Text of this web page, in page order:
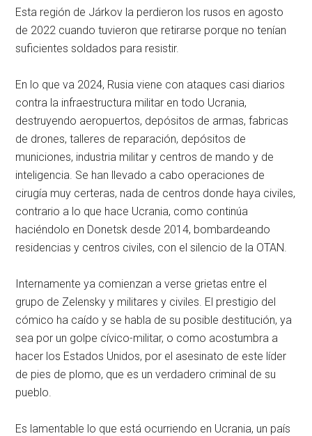
Esta región de Járkov la perdieron los rusos en agosto
de 2022 cuando tuvieron que retirarse porque no tenían
suficientes soldados para resistir.
En lo que va 2024, Rusia viene con ataques casi diarios
contra la infraestructura militar en todo Ucrania,
destruyendo aeropuertos, depósitos de armas, fabricas
de drones, talleres de reparación, depósitos de
municiones, industria militar y centros de mando y de
inteligencia. Se han llevado a cabo operaciones de
cirugía muy certeras, nada de centros donde haya civiles,
contrario a lo que hace Ucrania, como continúa
haciéndolo en Donetsk desde 2014, bombardeando
residencias y centros civiles, con el silencio de la OTAN.
Internamente ya comienzan a verse grietas entre el
grupo de Zelensky y militares y civiles. El prestigio del
cómico ha caído y se habla de su posible destitución, ya
sea por un golpe cívico-militar, o como acostumbra a
hacer los Estados Unidos, por el asesinato de este líder
de pies de plomo, que es un verdadero criminal de su
pueblo.
Es lamentable lo que está ocurriendo en Ucrania, un país